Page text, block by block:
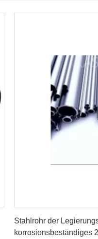
Stahlrohr der
korrosionsbeständiges